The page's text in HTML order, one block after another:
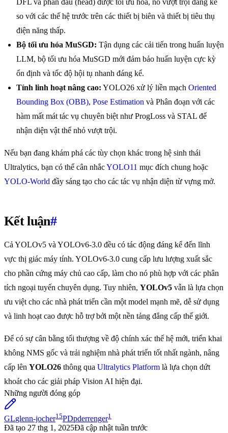
DFL và phần đầu (head) được tối ưu hóa, nó vượt trội đáng kể
so với các thế hệ trước trên các thiết bị biên và thiết bị tiêu thụ
điện năng thấp.
Bộ tối ưu hóa MuSGD: Tận dụng các cải tiến trong huấn luyện
LLM, bộ tối ưu hóa MuSGD mới đảm bảo huấn luyện cực kỳ
ổn định và tốc độ hội tụ nhanh đáng kể.
Tính linh hoạt nâng cao: YOLO26 xử lý liền mạch Oriented
Bounding Box (OBB), Pose Estimation và Phân đoạn với các
hàm mất mát tác vụ chuyên biệt như ProgLoss và STAL để
nhận diện vật thể nhỏ vượt trội.
Nếu bạn đang khám phá các tùy chọn khác trong hệ sinh thái
Ultralytics, bạn có thể cân nhắcYOLO11 mục đích chung hoặc
YOLO-World đầy sáng tạo cho các tác vụ nhận diện từ vựng mở.
Kết luận#
Cả YOLOv5 và YOLOv6-3.0 đều có tác động đáng kể đến lĩnh
vực thị giác máy tính. YOLOv6-3.0 cung cấp lưu lượng xuất sắc
cho phần cứng máy chủ cao cấp, làm cho nó phù hợp với các phân
tích ngoại tuyến chuyên dụng. Tuy nhiên, YOLOv5 vẫn là lựa chọn
ưu việt cho các nhà phát triển cần một model mạnh mẽ, dễ sử dụng
và linh hoạt cao được hỗ trợ bởi một nền tảng đẳng cấp thế giới.
Để có sự cân bằng tối thượng về độ chính xác thế hệ mới, triển khai
không NMS gốc và trải nghiệm nhà phát triển tốt nhất ngành, nâng
cấp lên YOLO26 thông qua Ultralytics Platform là lựa chọn dứt
khoát cho các giải pháp Vision AI hiện đại.
Những người đóng góp
GLglenn-jocher15PDpderrenger1
Đã tạo 27 thg 1, 2025Đã cập nhật tuần trước